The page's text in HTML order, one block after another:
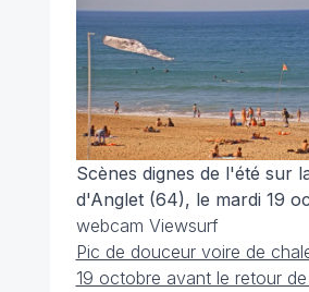
Scènes dignes de l'été sur
d'Anglet (64), le mardi 19
webcam Viewsurf
Pic de douceur voire de
19 octobre avant le retour